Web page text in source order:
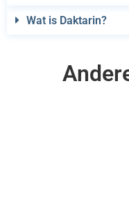
Wat is Daktarin?